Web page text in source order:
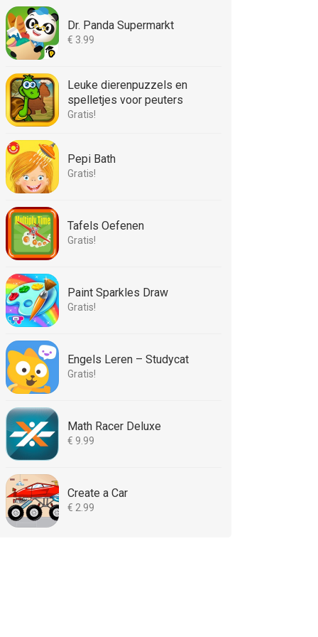
Dr. Panda Supermarkt
€ 3.99
Leuke dierenpuzzels en
spelletjes voor peuters
Gratis!
Pepi Bath
Gratis!
Tafels Oefenen
Gratis!
Paint Sparkles Draw
Gratis!
Engels Leren – Studycat
Gratis!
Math Racer Deluxe
€ 9.99
Create a Car
€ 2.99